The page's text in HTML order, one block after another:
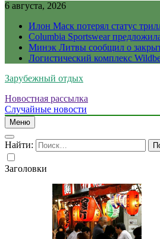
6 августа, 2026
Илон Маск потерял статус
Columbia Sportswear
Минэк Литвы сообщил о
Логистический комплекс
Зарубежный отдых
Новостная рассылка
Случайные новости
Меню
Найти:
Заголовки